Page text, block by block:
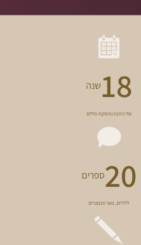
של כתיבה והפקת מילים
18 שנה
לילדים, נוער ומבוגרים
21ספרים